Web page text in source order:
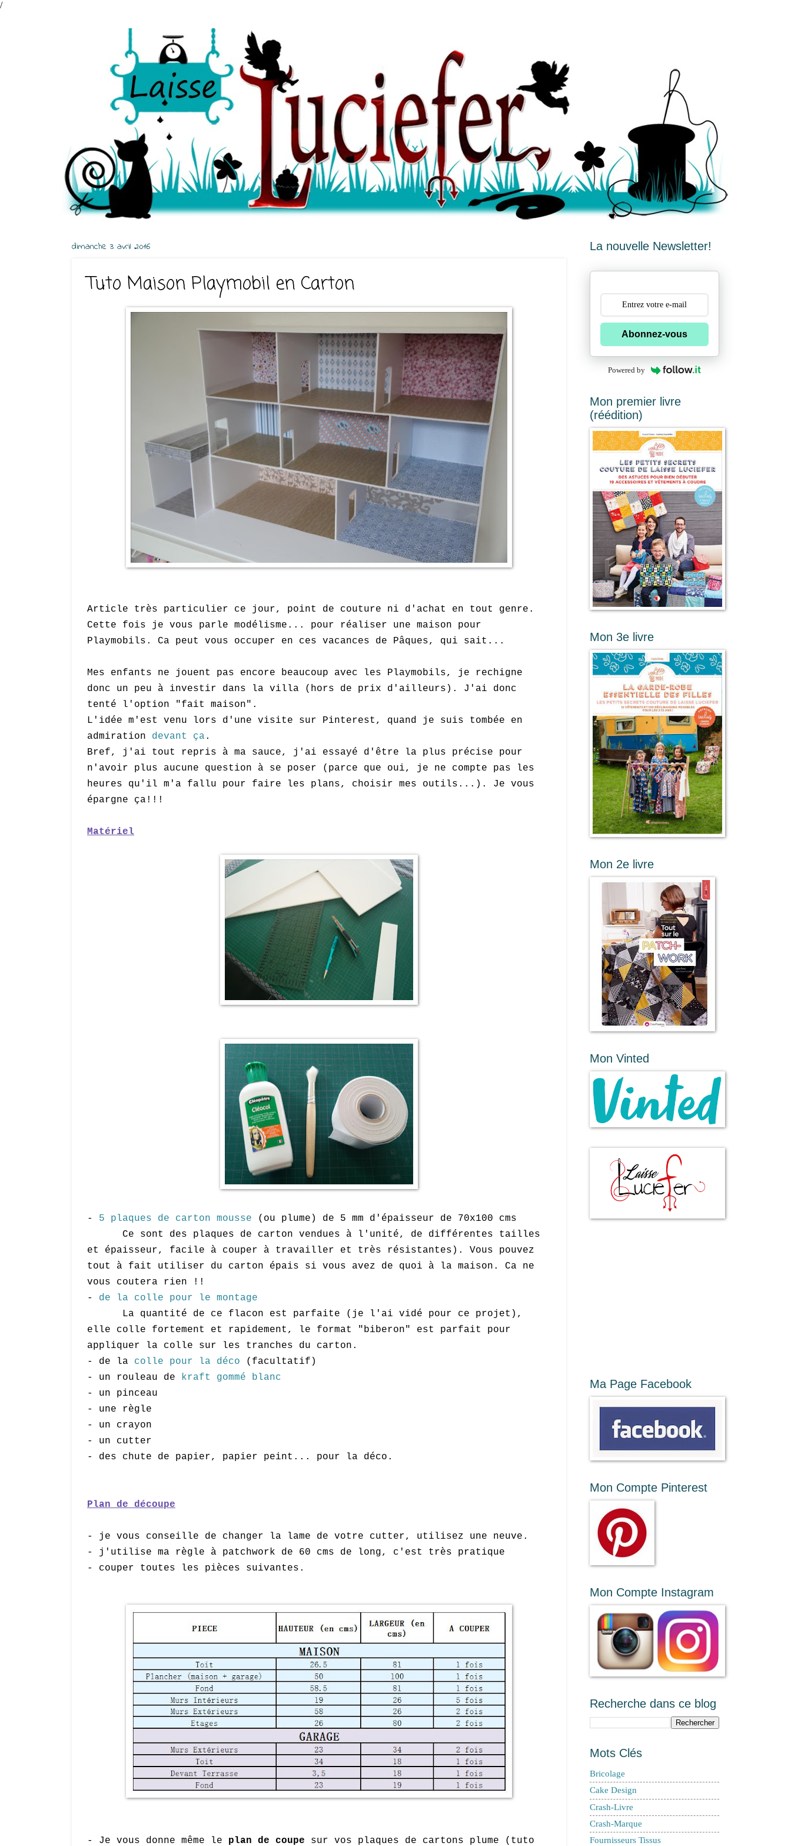
/
dimanche 3 avril 2016
Tuto Maison Playmobil en Carton
Article très particulier ce jour, point de couture ni d'achat en tout genre.
Cette fois je vous parle modélisme... pour réaliser une maison pour
Playmobils. Ca peut vous occuper en ces vacances de Pâques, qui sait...
Mes enfants ne jouent pas encore beaucoup avec les Playmobils, je rechigne
donc un peu à investir dans la villa (hors de prix d'ailleurs). J'ai donc
tenté l'option "fait maison".
L'idée m'est venu lors d'une visite sur Pinterest, quand je suis tombée en
admiration devant ça .
Bref, j'ai tout repris à ma sauce, j'ai essayé d'être la plus précise pour
n'avoir plus aucune question à se poser (parce que oui, je ne compte pas les
heures qu'il m'a fallu pour faire les plans, choisir mes outils...). Je vous
épargne ça!!!
Matériel
- 5 plaques de carton mousse (ou plume) de 5 mm d'épaisseur de 70x100 cms
Ce sont des plaques de carton vendues à l'unité, de différentes tailles
et épaisseur, facile à couper à travailler et très résistantes). Vous pouvez
tout à fait utiliser du carton épais si vous avez de quoi à la maison. Ca ne
vous coutera rien !!
- de la colle pour le montage
La quantité de ce flacon est parfaite (je l'ai vidé pour ce projet),
elle colle fortement et rapidement, le format "biberon" est parfait pour
appliquer la colle sur les tranches du carton.
- de la colle pour la déco (facultatif)
- un rouleau de kraft gommé blanc
- un pinceau
- une règle
- un crayon
- un cutter
- des chute de papier, papier peint... pour la déco.
Plan de découpe
- je vous conseille de changer la lame de votre cutter, utilisez une neuve.
- j'utilise ma règle à patchwork de 60 cms de long, c'est très pratique
- couper toutes les pièces suivantes.
- Je vous donne même le plan de coupe sur vos plaques de cartons plume (tuto
La nouvelle Newsletter!
Abonnez-vous
Powered by
Mon premier livre
(réédition)
Mon 3e livre
Mon 2e livre
Mon Vinted
Ma Page Facebook
Mon Compte Pinterest
Mon Compte Instagram
Recherche dans ce blog
Mots Clés
Bricolage
Cake Design
Crash-Livre
Crash-Marque
Fournisseurs Tissus